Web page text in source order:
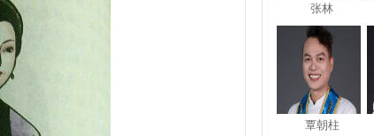
张林
覃朝柱